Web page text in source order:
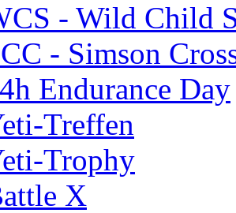
- Wild Child
- Simson
Endurance Day
Treffen
Trophy
X